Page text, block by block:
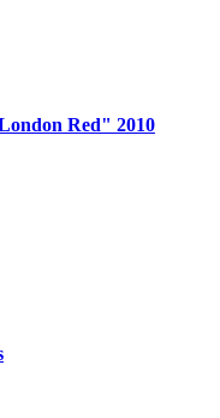
Red" 2010